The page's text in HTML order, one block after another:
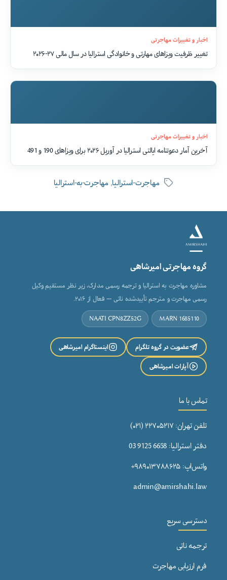
اخبار و تغییرات مهاجرتی
تغییر ظرفیت ویزاهای مهارتی و خانوادگی استرالیا در سال مالی ۲۷-۲۰۲۶
اخبار و تغییرات مهاجرتی
آخرین آمار دعوتنامه ایالتی استرالیا در آوریل ۲۰۲۶ برای ویزاهای 190 و 491
برچسب‌ها
مهاجرت-استرالیا,مهاجرت-به-استرالیا
گروه مهاجرتی امیرشاهی
مشاوره مهاجرت به استرالیا و ترجمه رسمی مدارک، زیر نظر مستقیم وکیل
رسمی مهاجرت و مترجم تأییدشده ناتی — فعال از ۲۰۱۶.
MARN 1685110
NAATI CPN8ZZ52G
عضویت در گروه تلگرام اینستاگرام امیرشاهی
آپارات امیرشاهی
تماس با ما
تلفن تهران: ۲۲۷۰۵۲۱۷ (۰۲۱)
دفتر استرالیا: 6658 9125 03
واتس‌اپ: ۹۸۹۰۱۳۷۸۸۶۲۵+
admin@amirshahi.law
دسترسی سریع
ترجمه ناتی
فرم ارزیابی مهاجرت